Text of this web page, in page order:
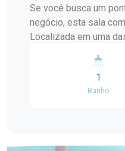
Se você busca um
negócio, esta sala
Localizada em uma
acesso e grande
Destaques do imóvel: Salão amplo e versátil,
ideal para diversos
1
Banho